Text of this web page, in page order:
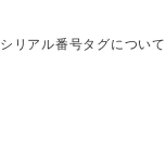
シリアル番号タグについて